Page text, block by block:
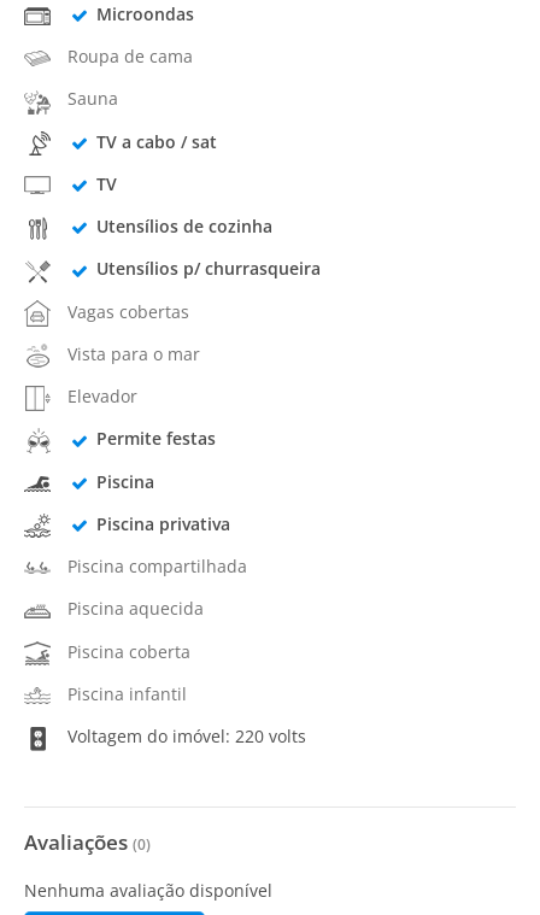
Microondas
Roupa de cama
Sauna
TV a cabo / sat
TV
Utensílios de cozinha
Utensílios p/ churrasqueira
Vagas cobertas
Vista para o mar
Elevador
Permite festas
Piscina
Piscina privativa
Piscina compartilhada
Piscina aquecida
Piscina coberta
Piscina infantil
Voltagem do imóvel: 220 volts
Avaliações (0)
Nenhuma avaliação disponível